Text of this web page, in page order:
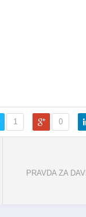
1 0
PRAVDA ZA